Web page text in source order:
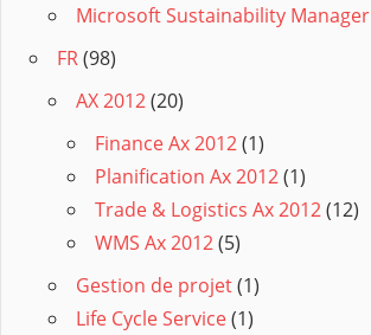
Microsoft Sustainability Manager
FR(98)
AX 2012(20)
Finance Ax 2012(1)
Planification Ax 2012(1)
Trade & Logistics Ax 2012(12)
WMS Ax 2012(5)
Gestion de projet(1)
Life Cycle Service(1)